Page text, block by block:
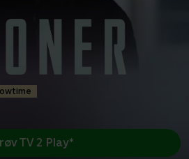
TV 2 Play*